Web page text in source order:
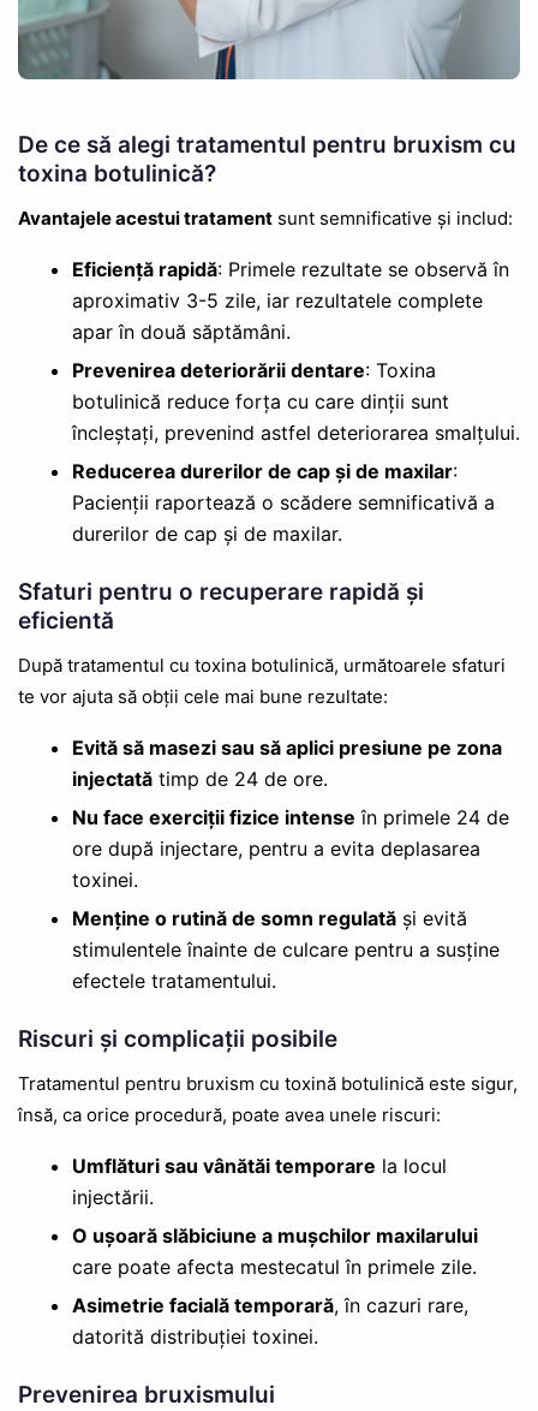
De ce să alegi tratamentul pentru bruxism cu
toxina botulinică?
Avantajele acestui tratamentsunt semnificative și includ:
Eficiență rapidă: Primele rezultate se observă în
aproximativ 3-5 zile, iar rezultatele complete
apar în două săptămâni.
Prevenirea deteriorării dentare: Toxina
botulinică reduce forța cu care dinții sunt
încleștați, prevenind astfel deteriorarea smalțului.
Reducerea durerilor de cap și de maxilar:
Pacienții raportează o scădere semnificativă a
durerilor de cap și de maxilar.
Sfaturi pentru o recuperare rapidă și
eficientă
După tratamentul cu toxina botulinică, următoarele sfaturi
te vor ajuta să obții cele mai bune rezultate:
Evită să masezi sau să aplici presiune pe zona
injectatătimp de 24 de ore.
Nu face exerciții fizice intense în primele 24 de
ore după injectare, pentru a evita deplasarea
toxinei.
Menține o rutină de somn regulatăși evită
stimulentele înainte de culcare pentru a susține
efectele tratamentului.
Riscuri și complicații posibile
Tratamentul pentru bruxism cu toxină botulinică este sigur,
însă, ca orice procedură, poate avea unele riscuri:
Umflături sau vânătăi temporare la locul
injectării.
O ușoară slăbiciune a mușchilor maxilarului
care poate afecta mestecatul în primele zile.
Asimetrie facială temporară, în cazuri rare,
datorită distribuției toxinei.
Prevenirea bruxismului